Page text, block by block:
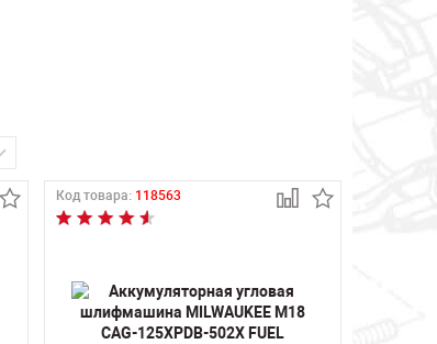
Код товара: 118563